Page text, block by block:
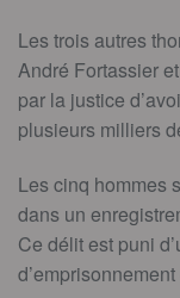
Les trois autres
André Fortassier
par la justice
plusieurs milliers
Les cinq hommes
dans un
Ce délit est puni